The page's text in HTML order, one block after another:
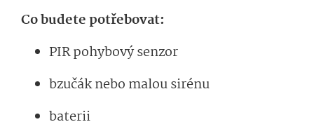
Co budete potřebovat:
PIR pohybový senzor
bzučák nebo malou sirénu
baterii